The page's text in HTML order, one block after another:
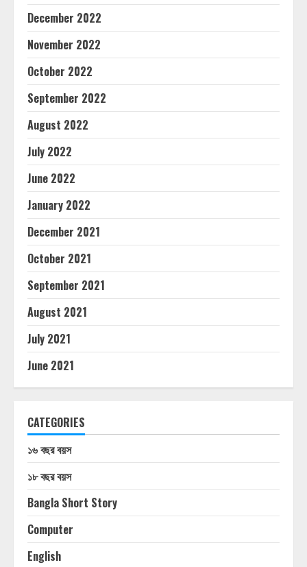
December 2022
November 2022
October 2022
September 2022
August 2022
July 2022
June 2022
January 2022
December 2021
October 2021
September 2021
August 2021
July 2021
June 2021
CATEGORIES
১৬ বছর বয়স
১৮ বছর বয়স
Bangla Short Story
Computer
English